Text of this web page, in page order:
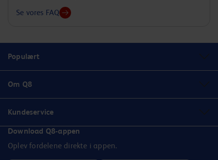
Se vores FAQ
Populært
Om Q8
Kundeservice
Download Q8-appen
Oplev fordelene direkte i appen.